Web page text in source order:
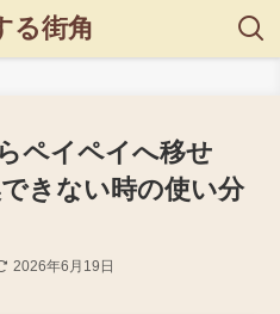
る街角
ペイペイへ移せ
きない時の使い分
2026年6月19日